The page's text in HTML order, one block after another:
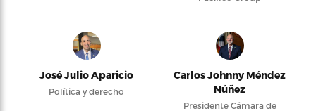
José Julio Aparicio
Política y derecho
Carlos Johnny Méndez
Núñez
Presidente Cámara de